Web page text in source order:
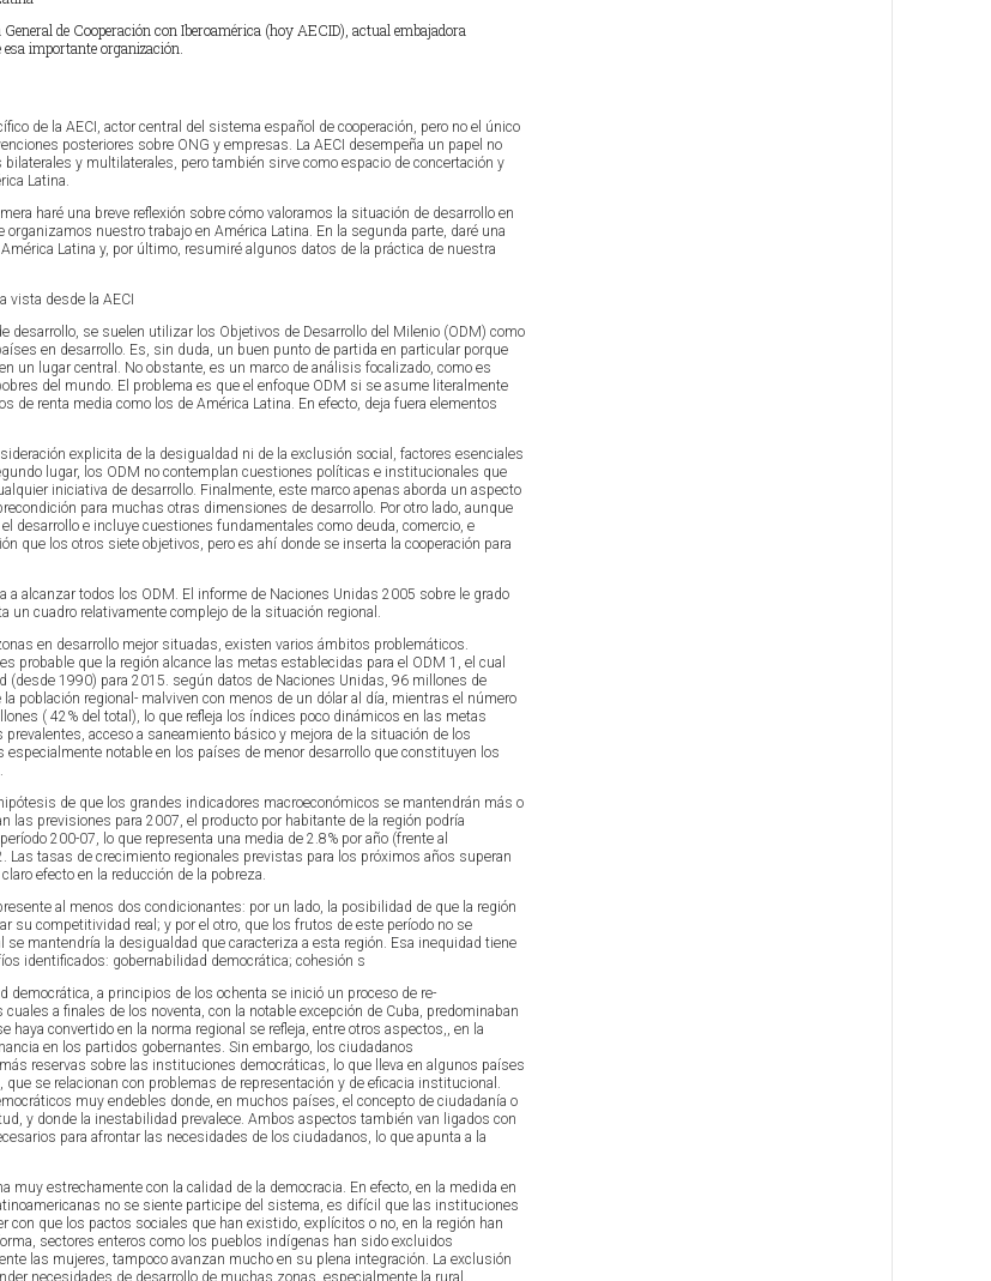
de Cooperación con Iberoamérica (hoy AECID), actual embajadora
importante organización.
de la AECI, actor central del sistema español de cooperación, pero no el único
posteriores sobre ONG y empresas. La AECI desempeña un papel no
y multilaterales, pero también sirve como espacio de concertación y
Latina.
haré una breve reflexión sobre cómo valoramos la situación de desarrollo en
nuestro trabajo en América Latina. En la segunda parte, daré una
Latina y, por último, resumiré algunos datos de la práctica de nuestra
vista desde la AECI
desarrollo, se suelen utilizar los Objetivos de Desarrollo del Milenio (ODM) como
en desarrollo. Es, sin duda, un buen punto de partida en particular porque
un lugar central. No obstante, es un marco de análisis focalizado, como es
del mundo. El problema es que el enfoque ODM si se asume literalmente
de renta media como los de América Latina. En efecto, deja fuera elementos
explicita de la desigualdad ni de la exclusión social, factores esenciales
lugar, los ODM no contemplan cuestiones políticas e institucionales que
iniciativa de desarrollo. Finalmente, este marco apenas aborda un aspecto
para muchas otras dimensiones de desarrollo. Por otro lado, aunque
desarrollo e incluye cuestiones fundamentales como deuda, comercio, e
que los otros siete objetivos, pero es ahí donde se inserta la cooperación para
a alcanzar todos los ODM. El informe de Naciones Unidas 2005 sobre le grado
un cuadro relativamente complejo de la situación regional.
en desarrollo mejor situadas, existen varios ámbitos problemáticos.
probable que la región alcance las metas establecidas para el ODM 1, el cual
(desde 1990) para 2015. según datos de Naciones Unidas, 96 millones de
población regional- malviven con menos de un dólar al día, mientras el número
( 42% del total), lo que refleja los índices poco dinámicos en las metas
acceso a saneamiento básico y mejora de la situación de los
especialmente notable en los países de menor desarrollo que constituyen los
de que los grandes indicadores macroeconómicos se mantendrán más o
las previsiones para 2007, el producto por habitante de la región podría
200-07, lo que representa una media de 2.8% por año (frente al
Las tasas de crecimiento regionales previstas para los próximos años superan
efecto en la reducción de la pobreza.
al menos dos condicionantes: por un lado, la posibilidad de que la región
su competitividad real; y por el otro, que los frutos de este período no se
se mantendría la desigualdad que caracteriza a esta región. Esa inequidad tiene
identificados: gobernabilidad democrática; cohesión s
democrática, a principios de los ochenta se inició un proceso de re-
a finales de los noventa, con la notable excepción de Cuba, predominaban
haya convertido en la norma regional se refleja, entre otros aspectos,, en la
en los partidos gobernantes. Sin embargo, los ciudadanos
reservas sobre las instituciones democráticas, lo que lleva en algunos países
se relacionan con problemas de representación y de eficacia institucional.
muy endebles donde, en muchos países, el concepto de ciudadanía o
y donde la inestabilidad prevalece. Ambos aspectos también van ligados con
para afrontar las necesidades de los ciudadanos, lo que apunta a la
muy estrechamente con la calidad de la democracia. En efecto, en la medida en
no se siente participe del sistema, es difícil que las instituciones
con que los pactos sociales que han existido, explícitos o no, en la región han
sectores enteros como los pueblos indígenas han sido excluidos
las mujeres, tampoco avanzan mucho en su plena integración. La exclusión
necesidades de desarrollo de muchas zonas, especialmente la rural.